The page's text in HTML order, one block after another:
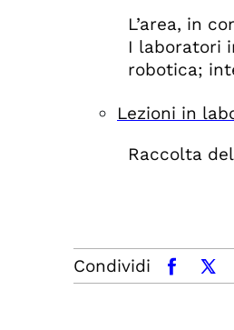
L’area, in
I laboratori
robotica;
Lezioni in
Raccolta
Condividi facebook